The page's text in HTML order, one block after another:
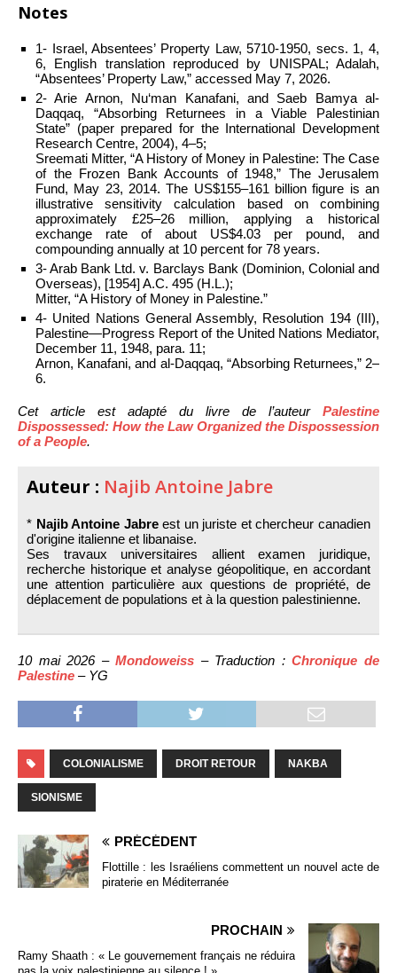
Notes
1- Israel, Absentees’ Property Law, 5710-1950, secs. 1, 4,
6, English translation reproduced by UNISPAL; Adalah,
“Absentees’ Property Law,” accessed May 7, 2026.
2- Arie Arnon, Nu‘man Kanafani, and Saeb Bamya al-
Daqqaq, “Absorbing Returnees in a Viable Palestinian
State” (paper prepared for the International Development
Research Centre, 2004), 4–5;
Sreemati Mitter, “A History of Money in Palestine: The Case
of the Frozen Bank Accounts of 1948,” The Jerusalem
Fund, May 23, 2014. The US$155–161 billion figure is an
illustrative sensitivity calculation based on combining
approximately £25–26 million, applying a historical
exchange rate of about US$4.03 per pound, and
compounding annually at 10 percent for 78 years.
3- Arab Bank Ltd. v. Barclays Bank (Dominion, Colonial and
Overseas), [1954] A.C. 495 (H.L.);
Mitter, “A History of Money in Palestine.”
4- United Nations General Assembly, Resolution 194 (III),
Palestine—Progress Report of the United Nations Mediator,
December 11, 1948, para. 11;
Arnon, Kanafani, and al-Daqqaq, “Absorbing Returnees,” 2–
6.
Cet article est adapté du livre de l’auteur Palestine
Dispossessed: How the Law Organized the Dispossession
of a People.
Auteur : Najib Antoine Jabre
* Najib Antoine Jabreest un juriste et chercheur canadien
d'origine italienne et libanaise.
Ses travaux universitaires allient examen juridique,
recherche historique et analyse géopolitique, en accordant
une attention particulière aux questions de propriété, de
déplacement de populations et à la question palestinienne.
10 mai 2026 –Mondoweiss – Traduction :Chronique de
Palestine – YG
COLONIALISME DROIT RETOUR NAKBA
SIONISME
PRÉCÉDENT
Flottille : les Israéliens commettent un nouvel acte de
piraterie en Méditerranée
PROCHAIN
Ramy Shaath : « Le gouvernement français ne réduira